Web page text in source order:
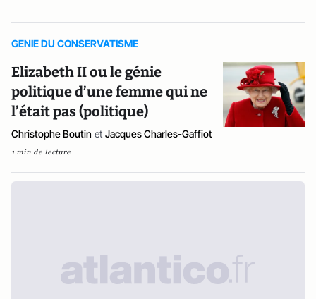
GENIE DU CONSERVATISME
Elizabeth II ou le génie
politique d’une femme qui ne
l’était pas (politique)
Christophe Boutin et Jacques Charles-Gaffiot
1 min de lecture